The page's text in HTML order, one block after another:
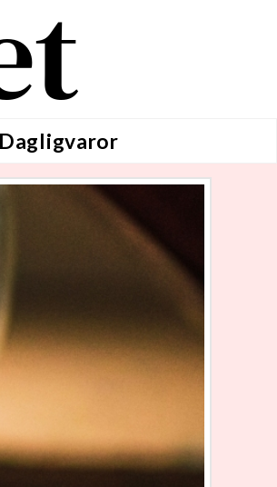
Dagligvaror